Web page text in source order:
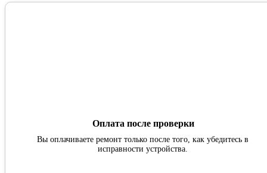
Оплата после проверки
Вы оплачиваете ремонт только после того, как убедитесь в
исправности устройства.